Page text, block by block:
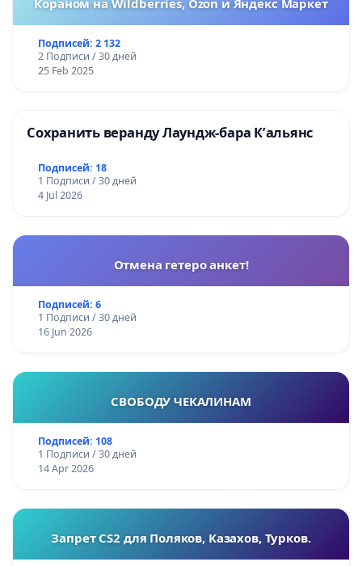
Кораном на Wildberries, Ozon и Яндекс Маркет
Подписей: 2 132
2 Подписи / 30 дней
25 Feb 2025
Сохранить веранду Лаундж-бара К’альянс
Подписей: 18
1 Подписи / 30 дней
4 Jul 2026
Отмена гетеро анкет!
Подписей: 6
1 Подписи / 30 дней
16 Jun 2026
СВОБОДУ ЧЕКАЛИНАМ
Подписей: 108
1 Подписи / 30 дней
14 Apr 2026
Запрет CS2 для Поляков, Казахов, Турков.